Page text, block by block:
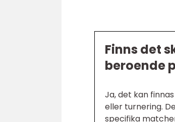
Finns det
beroende
Ja, det kan
eller turnering.
specifika